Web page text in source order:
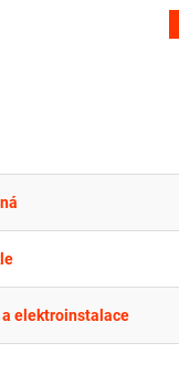
a elektroinstalace